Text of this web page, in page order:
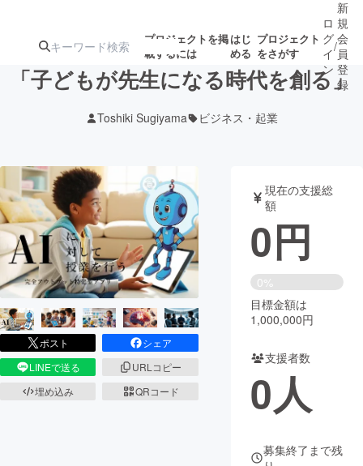
プロジェクトを掲
載するには
はじ
める
プロジェクト
をさがす
アート・写真
テクノロジー・ガジェット ゲーム・サ
映像・映画 書籍・雑誌
ビジネス・起業 チャレンジ
まちづくり・地域活性化
CAMPFIRE Creation
ロ
グ
イ
ン
/
新
規
会
員
登
録
「子どもが先生になる時代を創る」
Toshiki Sugiyama ビジネス・起業
ポスト
シェア
LINEで送る
URLコピー
埋め込み
QRコード
現在の支援総
額
0円
0%
目標金額は
1,000,000円
支援者数
0人
募集終了まで残